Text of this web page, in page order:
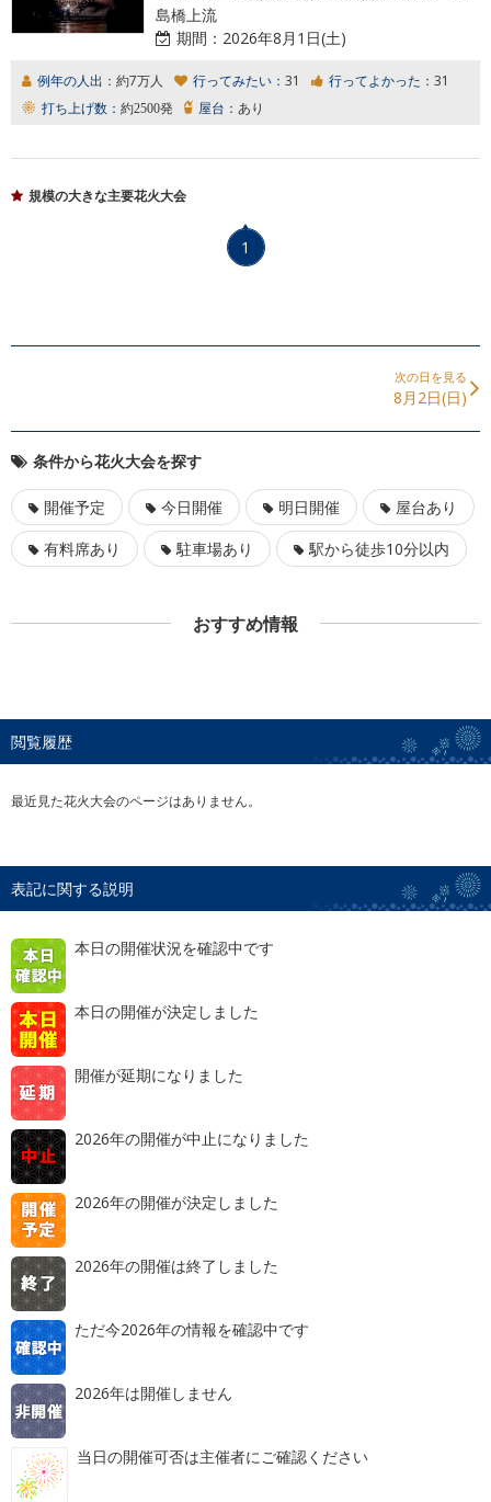
島橋上流
期間： 2026年8月1日(土)
例年の人出： 約7万人 行ってみたい： 31 行ってよかった： 31
打ち上げ数： 約2500発 屋台： あり
規模の大きな主要花火大会
1
次の日を見る
8月2日(日)
条件から花火大会を探す
開催予定 今日開催 明日開催
屋台あり
有料席あり
駐車場あり 駅から徒歩10分以内
おすすめ情報
閲覧履歴
最近見た花火大会のページはありません。
表記に関する説明
本日の開催状況を確認中です
本日の開催が決定しました
開催が延期になりました
2026年の開催が中止になりました
2026年の開催が決定しました
2026年の開催は終了しました
ただ今2026年の情報を確認中です
2026年は開催しません
当日の開催可否は主催者にご確認ください